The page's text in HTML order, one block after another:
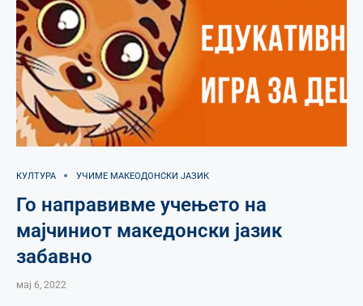
КУЛТУРА УЧИМЕ МАКЕОДОНСКИ ЈАЗИК
Го направивме учењето на
мајчиниот македонски јазик
забавно
мај 6, 2022